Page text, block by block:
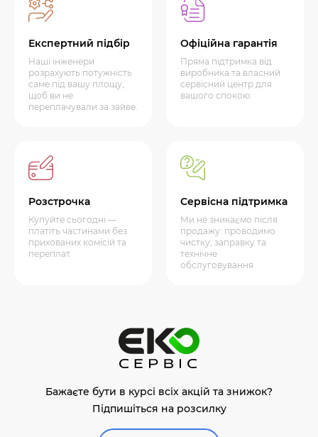
Експертний підбір
Наші інженери
розрахують потужність
саме під вашу площу,
щоб ви не
переплачували за зайве.
Офіційна гарантія
Пряма підтримка від
виробника та власний
сервісний центр для
вашого спокою.
Розстрочка
Купуйте сьогодні —
платіть частинами без
прихованих комісій та
переплат.
Сервісна підтримка
Ми не зникаємо після
продажу: проводимо
чистку, заправку та
технічне
обслуговування
Бажаєте бути в курсі всіх акцій та знижок?
Підпишіться на розсилку